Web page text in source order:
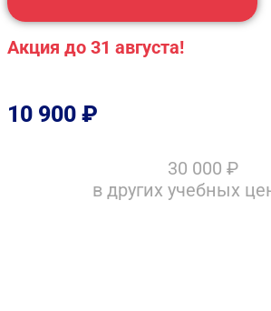
Акция до 31 августа!
10 900 ₽
30 000 ₽
в других учебных